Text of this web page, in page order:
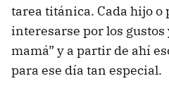
tarea titánica. Cada hijo o
interesarse por los gustos
mamá” y a partir de ahí
para ese día tan especial.